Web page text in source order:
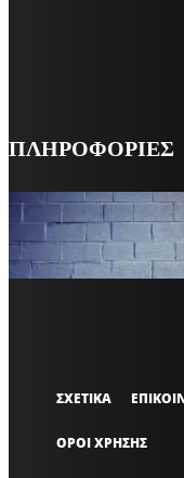
ΠΛΗΡΟΦΟΡΙΕΣ
OFFICIAL
ΣΧΕΤΙΚΑ
ΟΡΟΙ ΧΡΗΣΗΣ